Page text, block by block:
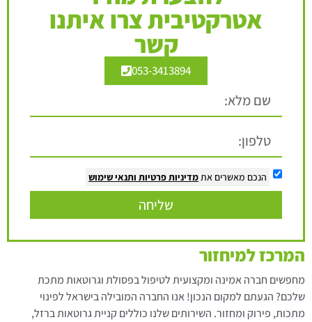
אטרקטיבית צרו איתנו
קשר
053-3413894
הנכם מאשרים אתמדיניות פרטיות ותנאי שימוש
שליחה
המרכז למיחזור
מחפשים חברה אמינה ומקצועית לטיפול בפסולת וגרוטאות מתכת
שלכם? הגעתם למקום הנכון! אנו החברה המובילה בישראל לפינוי
מתכות, פירוק ומחזור. השירותים שלנו כוללים קניית גרוטאות ברזל,